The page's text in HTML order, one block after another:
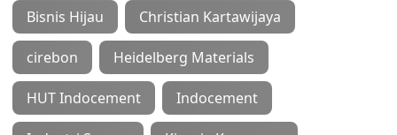
Bisnis Hijau Christian Kartawijaya
cirebon Heidelberg Materials
HUT Indocement Indocement